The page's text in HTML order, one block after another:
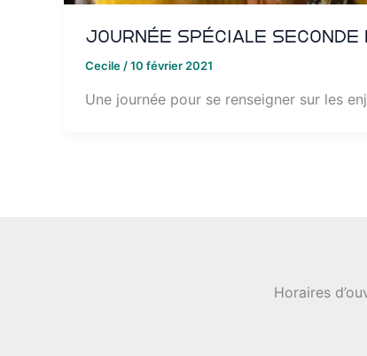
Journée spéciale seconde
Cecile/10 février 2021
Une journée pour se renseigner sur les
Horaires